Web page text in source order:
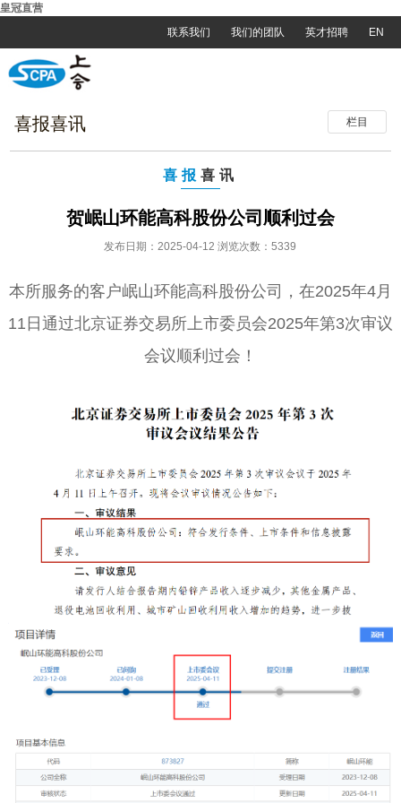
皇冠直营
联系我们
我们的团队 英才招聘 EN
栏目
喜报喜讯
喜报 喜讯
贺岷山环能高科股份公司顺利过会
发布日期：2025-04-12 浏览次数：5339
本所服务的客户岷山环能高科股份公司，在2025年4月
11日通过北京证券交易所上市委员会2025年第3次审议
会议顺利过会！